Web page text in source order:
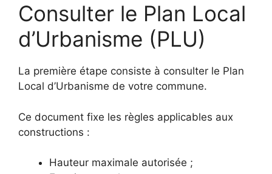
Consulter le Plan Local
d’Urbanisme (PLU)
La première étape consiste à consulter le Plan
Local d’Urbanisme de votre commune.
Ce document fixe les règles applicables aux
constructions :
Hauteur maximale autorisée ;